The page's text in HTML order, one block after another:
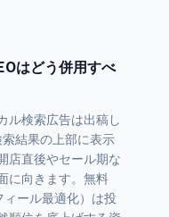
はどう併用すべ
ル検索広告は出稿し
結果の上部に表示
店直後やセール期な
に向きます。無料
ール最適化）は投